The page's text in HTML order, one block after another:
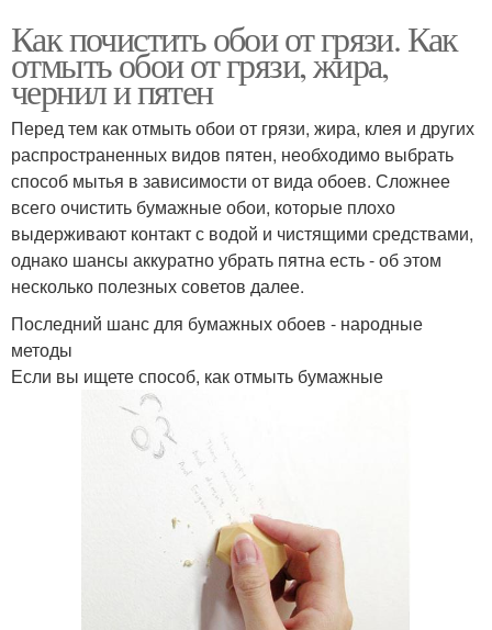
Как почистить обои от грязи. Как
отмыть обои от грязи, жира,
чернил и пятен
Перед тем как отмыть обои от грязи, жира, клея и других
распространенных видов пятен, необходимо выбрать
способ мытья в зависимости от вида обоев. Сложнее
всего очистить бумажные обои, которые плохо
выдерживают контакт с водой и чистящими средствами,
однако шансы аккуратно убрать пятна есть - об этом
несколько полезных советов далее.
Последний шанс для бумажных обоев - народные
методы
Если вы ищете способ, как отмыть бумажные